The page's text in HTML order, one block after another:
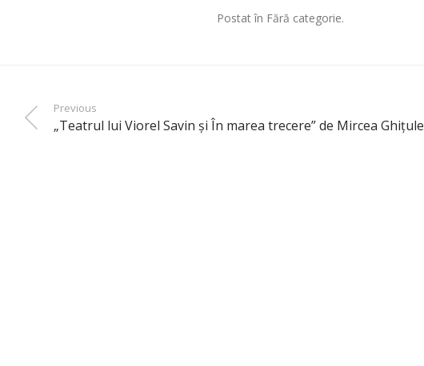
Postat în Fără categorie.
Previous
„Teatrul lui Viorel Savin şi În marea trecere” de Mircea